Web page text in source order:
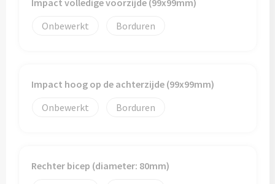
Impact volledige voorzijde (99x99mm)
Onbewerkt
Borduren
Impact hoog op de achterzijde (99x99mm)
Onbewerkt
Borduren
Rechter bicep (diameter: 80mm)